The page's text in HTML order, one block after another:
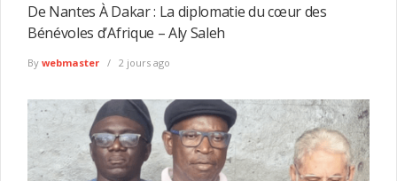
De Nantes À Dakar : La diplomatie du cœur des
Bénévoles d’Afrique – Aly Saleh
By webmaster 2 jours ago